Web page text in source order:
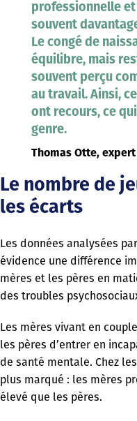
professionnelle
souvent
Le congé de
équilibre, mais
souvent perçu
au travail. Ainsi,
ont recours, ce
genre.
Thomas Otte,
Le nombre de
les écarts
Les données analysées
évidence une différence
mères et les pères en
des troubles
Les mères vivant en
les pères d’entrer en
de santé mentale. Chez
plus marqué : les mères
élevé que les pères.